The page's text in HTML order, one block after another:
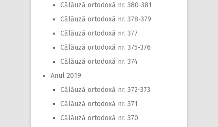
Călăuză ortodoxă nr. 380-381
Călăuză ortodoxă nr. 378-379
Călăuză ortodoxă nr. 377
Călăuză ortodoxă nr. 375-376
Călăuză ortodoxă nr. 374
Anul 2019
Călăuză ortodoxă nr. 372-373
Călăuză ortodoxă nr. 371
Călăuză ortodoxă nr. 370